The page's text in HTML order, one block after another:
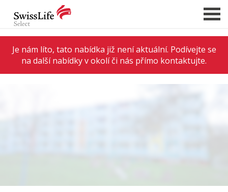
NABÍDKA NEMOVITOSTÍ
HLÍDAT NOVÉ NABÍDKY
Je nám líto, tato nabídka již není aktuální. Podívejte se
na další nabídky v okolí či nás přímo kontaktujte.